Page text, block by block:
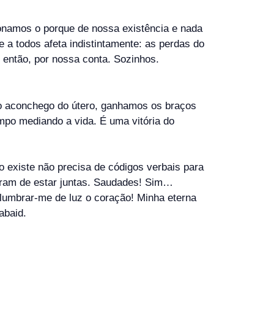
o porque de nossa existência e nada
a todos afeta indistintamente: as perdas do
por nossa conta. Sozinhos.
do útero, ganhamos os braços
mediando a vida. É uma vitória do
existe não precisa de códigos verbais para
de estar juntas. Saudades! Sim…
me de luz o coração! Minha eterna